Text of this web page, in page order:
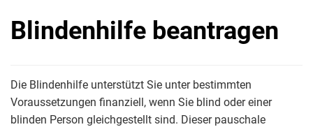
Blindenhilfe beantragen
Die Blindenhilfe unterstützt Sie unter bestimmten
Voraussetzungen finanziell, wenn Sie blind oder einer
blinden Person gleichgestellt sind. Dieser pauschale